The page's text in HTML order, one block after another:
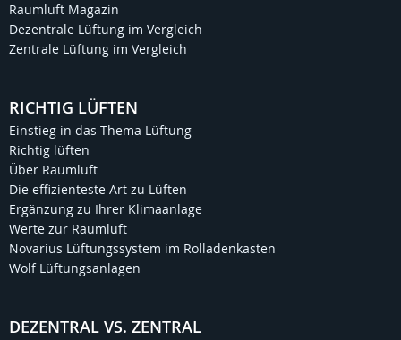
Raumluft Magazin
Dezentrale Lüftung im Vergleich
Zentrale Lüftung im Vergleich
RICHTIG LÜFTEN
Einstieg in das Thema Lüftung
Richtig lüften
Über Raumluft
Die effizienteste Art zu Lüften
Ergänzung zu Ihrer Klimaanlage
Werte zur Raumluft
Novarius Lüftungssystem im Rolladenkasten
Wolf Lüftungsanlagen
DEZENTRAL VS. ZENTRAL